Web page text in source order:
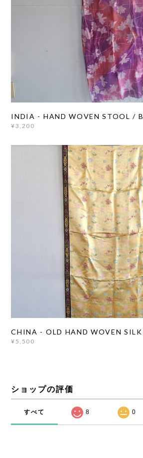
INDIA - HAND WOVEN STOOL / B
¥3,200
CHINA - OLD HAND WOVEN SILK
¥5,500
ショップの評価
すべて 8 0